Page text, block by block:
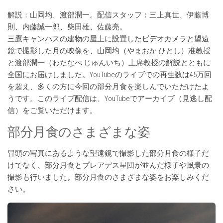
解説：山岡均、渡部潤一。配信スタッフ：三上真世、伊藤博
則、内藤誠一郎、柴田雄、佐藤亮。
三鷹キャンパスの建物の屋上に設置したビデオカメラと望遠
鏡で撮影した月の映像を、山岡均（やまおか ひとし）准教授
と渡部潤一（わたなべ じゅんいち）上席教授の解説とともに
全国にお届けしました。YouTubeのライブでの再生数は45万回
を超え、多くの方に今回の部分月食を楽しんでいただけたよ
うです。このライブ配信は、YouTubeでアーカイブ（見逃し配
信）をご覧いただけます。
部分月食のさまざまな姿
冒頭の写真にあるような望遠鏡で撮影した部分月食の様子だ
けでなく、部分月食とプレアデス星団が並んだ様子や風景の
撮影も行いました。部分月食のさまざまな姿をお楽しみくだ
さい。